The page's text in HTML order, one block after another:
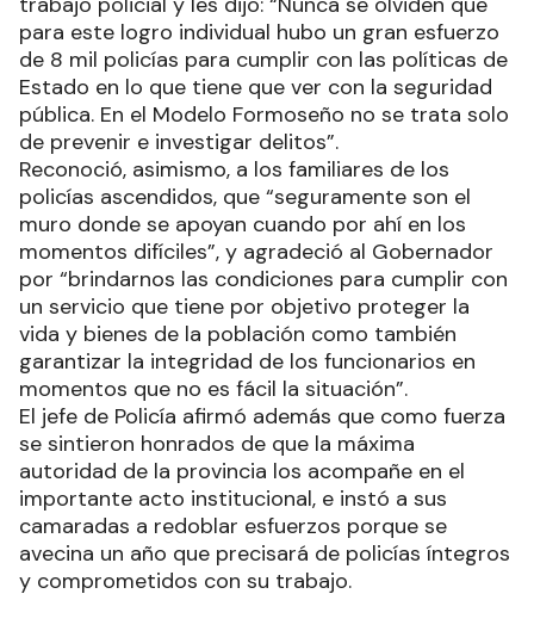
para este logro individual hubo un gran esfuerzo
de 8 mil policías para cumplir con las políticas de
Estado en lo que tiene que ver con la seguridad
pública. En el Modelo Formoseño no se trata solo
de prevenir e investigar delitos”.
Reconoció, asimismo, a los familiares de los
policías ascendidos, que “seguramente son el
muro donde se apoyan cuando por ahí en los
momentos difíciles”, y agradeció al Gobernador
por “brindarnos las condiciones para cumplir con
un servicio que tiene por objetivo proteger la
vida y bienes de la población como también
garantizar la integridad de los funcionarios en
momentos que no es fácil la situación”.
El jefe de Policía afirmó además que como fuerza
se sintieron honrados de que la máxima
autoridad de la provincia los acompañe en el
importante acto institucional, e instó a sus
camaradas a redoblar esfuerzos porque se
avecina un año que precisará de policías íntegros
y comprometidos con su trabajo.